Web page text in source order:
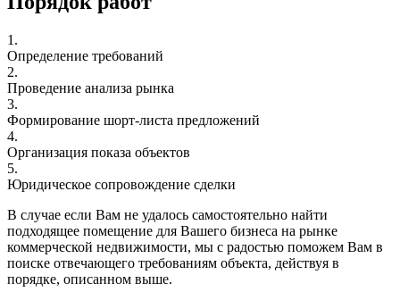
1.
Определение требований
2.
Проведение анализа рынка
3.
Формирование шорт-листа предложений
4.
Организация показа объектов
5.
Юридическое сопровождение сделки
В случае если Вам не удалось самостоятельно найти
подходящее помещение для Вашего бизнеса на рынке
коммерческой недвижимости, мы с радостью поможем Вам в
поиске отвечающего требованиям объекта, действуя в
порядке, описанном выше.